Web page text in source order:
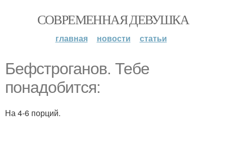
СОВРЕМЕННАЯ ДЕВУШКА
главная новости статьи
Бефстроганов. Тебе
понадобится:
На 4-6 порций.